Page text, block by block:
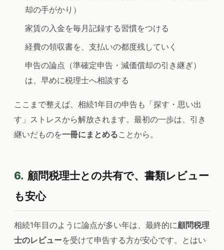
却の手がかり）
家賃の入金を毎月記録する習慣をつける
経費の領収書を、支払いの都度残していく
申告の論点（準確定申告・減価償却の引き継ぎ）
は、早めに税理士へ相談する
ここまで整えば、相続1年目の申告も「探す・思い出
す」ストレスから解放されます。最初の一歩は、引き
継いだものを一冊にまとめることから。
6. 顧問税理士との共有で、書類レビュー
も安心
相続1年目のように論点が多い年は、最終的に顧問税理
士のレビューを受けて申告する方が安心です。とはい